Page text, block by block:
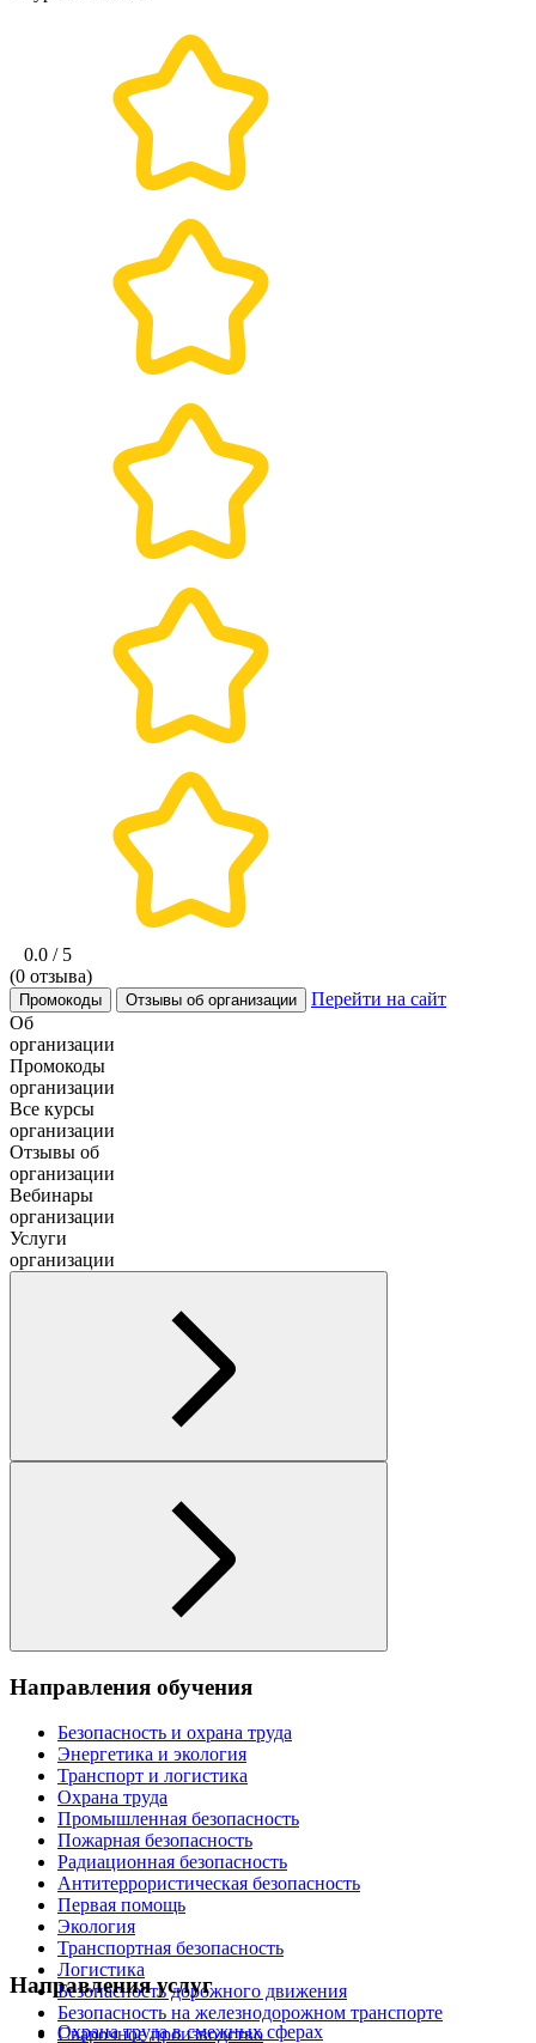
0.0 / 5
(0 отзыва)
Промокоды Отзывы об организации
Перейти на сайт
Об
организации
Промокоды
организации
Все курсы
организации
Отзывы об
организации
Вебинары
организации
Услуги
организации
Направления обучения
Безопасность и охрана труда
Энергетика и экология
Транспорт и логистика
Охрана труда
Промышленная безопасность
Пожарная безопасность
Радиационная безопасность
Антитеррористическая безопасность
Первая помощь
Экология
Транспортная безопасность
Логистика
Безопасность дорожного движения
Безопасность на железнодорожном транспорте
Сварочное производство
Направления услуг
Охрана труда в смежных сферах